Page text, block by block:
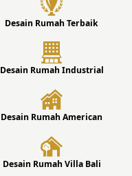
Desain Rumah Terbaik
Desain Rumah Industrial
Desain Rumah American
Desain Rumah Villa Bali